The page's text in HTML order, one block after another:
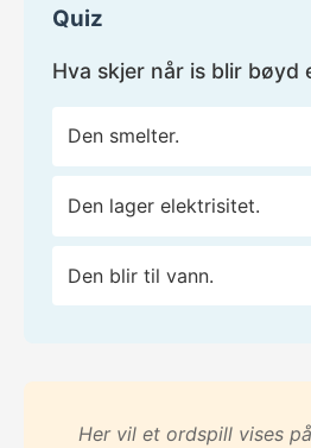
Quiz
Hva skjer når is blir bøyd
Den smelter.
Den lager elektrisitet.
Den blir til vann.
Her vil et ordspill vises